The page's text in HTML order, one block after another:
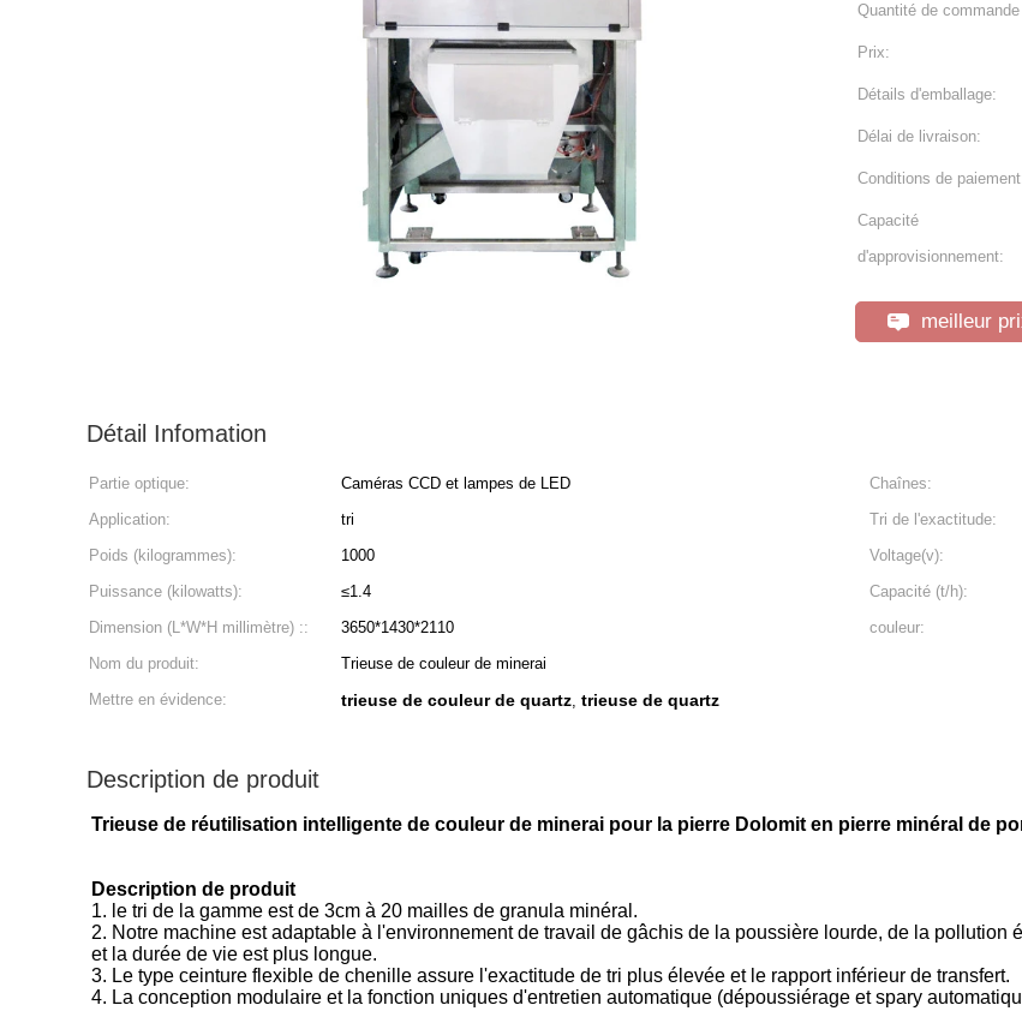
Quantité de
Prix:
Détails d'emballage:
Délai de livraison:
Conditions de
Capacité
d'approvisionnement:
meilleur
Détail Infomation
Partie optique: Caméras CCD et lampes de LED Chaînes:
Application:
tri Tri de l'exactitude:
Poids (kilogrammes):
1000 Voltage(v):
Puissance (kilowatts):
≤1.4 Capacité (t/h):
Dimension (L*W*H millimètre) ::
3650*1430*2110 couleur:
Nom du produit:
Trieuse de couleur de minerai
Mettre en évidence:
trieuse de couleur de quartz, trieuse de quartz
Description de produit
Trieuse de réutilisation intelligente de couleur de minerai pour la pierre Dolomit en pierre minéral de
Description de produit
1. le tri de la gamme est de 3cm à 20 mailles de granula minéral.
2. Notre machine est adaptable à l'environnement de travail de gâchis de la poussière lourde, de la
et la durée de vie est plus longue.
3. Le type ceinture flexible de chenille assure l'exactitude de tri plus élevée et le rapport inférieur de transfert.
4. La conception modulaire et la fonction uniques d'entretien automatique (dépoussiérage et spary